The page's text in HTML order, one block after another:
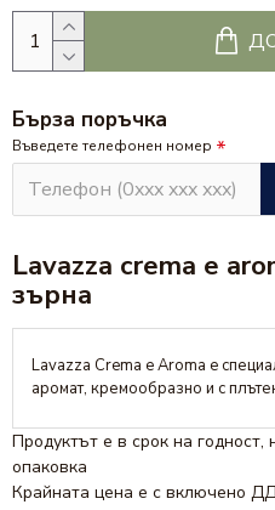
Бърза поръчка
Въведете телефонен номер
Lavazza crema e
зърна
Lavazza Crema e Aroma e
аромат, кремообразно и с
Продуктът е в срок на годност,
опаковка
Крайната цена е с включено